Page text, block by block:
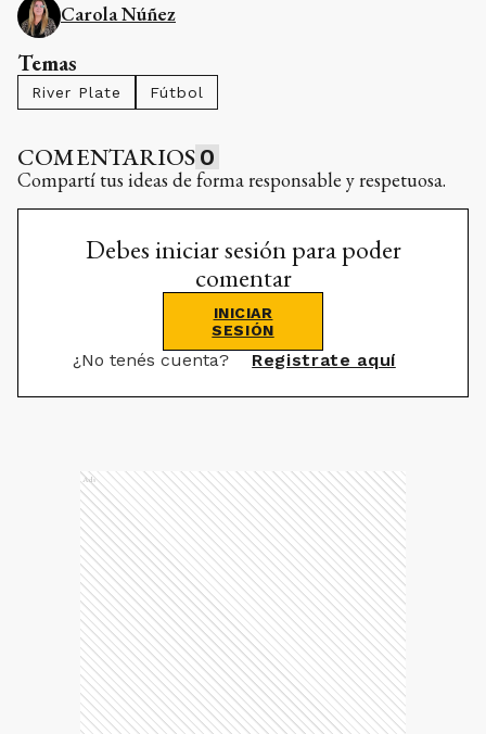
Carola Núñez
Temas
River Plate Fútbol
COMENTARIOS 0
Compartí tus ideas de forma responsable y respetuosa.
Debes iniciar sesión para poder
comentar
INICIAR
SESIÓN
¿No tenés cuenta? Registrate aquí
Ads